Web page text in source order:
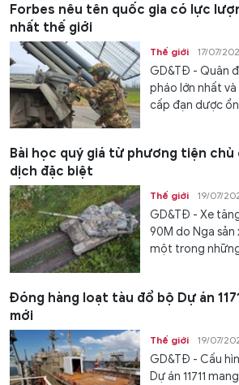
Forbes nêu tên quốc gia có lực
nhất thế giới
Thế giới 17/07/
GD&TĐ - Quân
pháo lớn nhất
cấp đạn dược
Bài học quý giá từ phương tiện
dịch đặc biệt
Thế giới 19/07/
GD&TĐ - Xe
90M do Nga
một trong
Đóng hàng loạt tàu đổ bộ Dự án
mới
Thế giới 19/07/
GD&TĐ - Cấu
Dự án 11711